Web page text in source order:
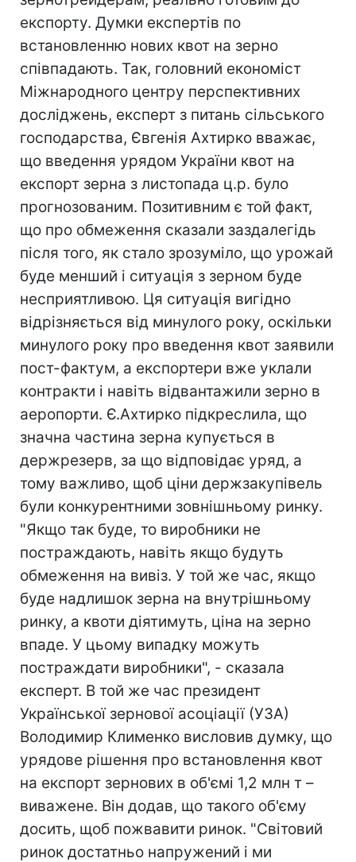
експорту. Думки експертів по
встановленню нових квот на зерно
співпадають. Так, головний економіст
Міжнародного центру перспективних
досліджень, експерт з питань сільського
господарства, Євгенія Ахтирко вважає,
що введення урядом України квот на
експорт зерна з листопада ц.р. було
прогнозованим. Позитивним є той факт,
що про обмеження сказали заздалегідь
після того, як стало зрозуміло, що урожай
буде менший і ситуація з зерном буде
несприятливою. Ця ситуація вигідно
відрізняється від минулого року, оскільки
минулого року про введення квот заявили
пост-фактум, а експортери вже уклали
контракти і навіть відвантажили зерно в
аеропорти. Є.Ахтирко підкреслила, що
значна частина зерна купується в
держрезерв, за що відповідає уряд, а
тому важливо, щоб ціни держзакупівель
були конкурентними зовнішньому ринку.
"Якщо так буде, то виробники не
постраждають, навіть якщо будуть
обмеження на вивіз. У той же час, якщо
буде надлишок зерна на внутрішньому
ринку, а квоти діятимуть, ціна на зерно
впаде. У цьому випадку можуть
постраждати виробники", - сказала
експерт. В той же час президент
Української зернової асоціації (УЗА)
Володимир Клименко висловив думку, що
урядове рішення про встановлення квот
на експорт зернових в об'ємі 1,2 млн т –
виважене. Він додав, що такого об'єму
досить, щоб пожвавити ринок. "Світовий
ринок достатньо напружений і ми